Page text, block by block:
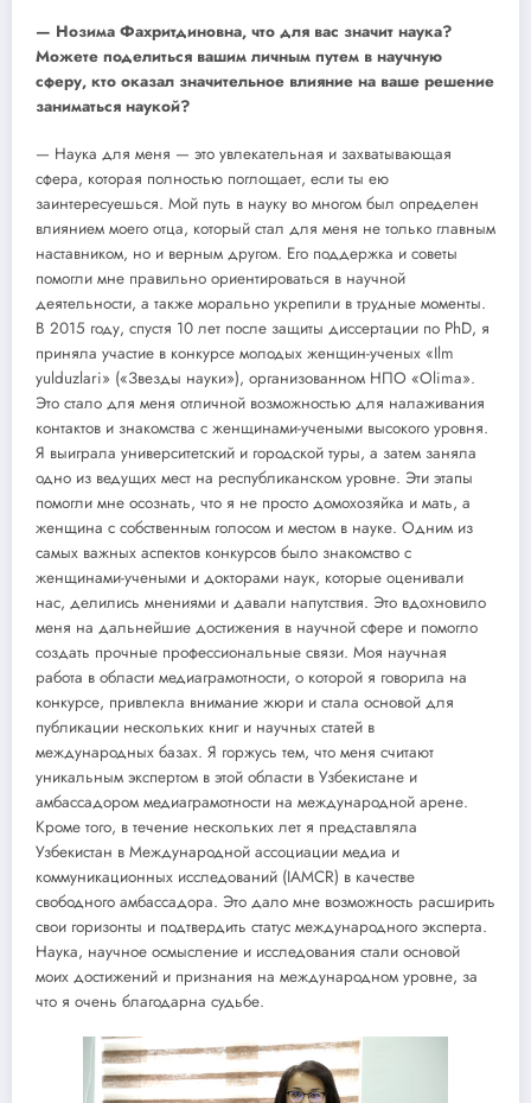
— Нозима Фахритдиновна, что для вас значит наука?
Можете поделиться вашим личным путем в научную
сферу, кто оказал значительное влияние на ваше решение
заниматься наукой?
— Наука для меня — это увлекательная и захватывающая
сфера, которая полностью поглощает, если ты ею
заинтересуешься. Мой путь в науку во многом был определен
влиянием моего отца, который стал для меня не только главным
наставником, но и верным другом. Его поддержка и советы
помогли мне правильно ориентироваться в научной
деятельности, а также морально укрепили в трудные моменты.
В 2015 году, спустя 10 лет после защиты диссертации по PhD, я
приняла участие в конкурсе молодых женщин-ученых «Ilm
yulduzlari» («Звезды науки»), организованном НПО «Olima».
Это стало для меня отличной возможностью для налаживания
контактов и знакомства с женщинами-учеными высокого уровня.
Я выиграла университетский и городской туры, а затем заняла
одно из ведущих мест на республиканском уровне. Эти этапы
помогли мне осознать, что я не просто домохозяйка и мать, а
женщина с собственным голосом и местом в науке. Одним из
самых важных аспектов конкурсов было знакомство с
женщинами-учеными и докторами наук, которые оценивали
нас, делились мнениями и давали напутствия. Это вдохновило
меня на дальнейшие достижения в научной сфере и помогло
создать прочные профессиональные связи. Моя научная
работа в области медиаграмотности, о которой я говорила на
конкурсе, привлекла внимание жюри и стала основой для
публикации нескольких книг и научных статей в
международных базах. Я горжусь тем, что меня считают
уникальным экспертом в этой области в Узбекистане и
амбассадором медиаграмотности на международной арене.
Кроме того, в течение нескольких лет я представляла
Узбекистан в Международной ассоциации медиа и
коммуникационных исследований (IAMCR) в качестве
свободного амбассадора. Это дало мне возможность расширить
свои горизонты и подтвердить статус международного эксперта.
Наука, научное осмысление и исследования стали основой
моих достижений и признания на международном уровне, за
что я очень благодарна судьбе.